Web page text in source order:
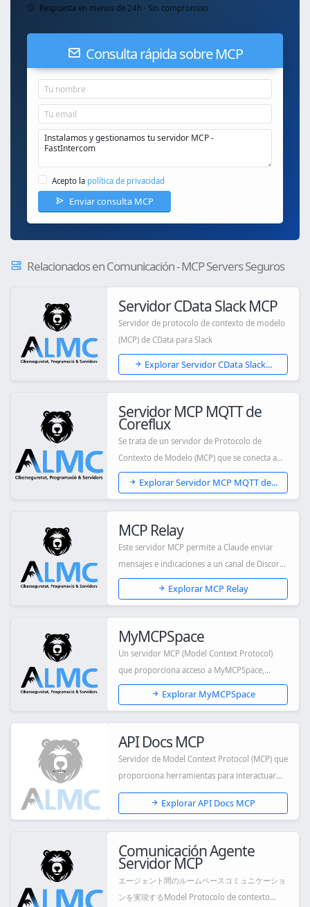
Respuesta en menos de 24h · Sin compromiso
Consulta rápida sobre MCP
Acepto la política de privacidad
Enviar consulta MCP
Relacionados en Comunicación - MCP Servers Seguros
Servidor CData Slack MCP
Servidor de protocolo de contexto de modelo
(MCP) de CData para Slack
Explorar Servidor CData Slack...
Servidor MCP MQTT de
Coreflux
Se trata de un servidor de Protocolo de
Contexto de Modelo (MCP) que se conecta a
un broke...
Explorar Servidor MCP MQTT de...
MCP Relay
Este servidor MCP permite a Claude enviar
mensajes e indicaciones a un canal de Discord
y...
Explorar MCP Relay
MyMCPSpace
Un servidor MCP (Model Context Protocol)
que proporciona acceso a MyMCPSpace,
permitiendo...
Explorar MyMCPSpace
API Docs MCP
Servidor de Model Context Protocol (MCP) que
proporciona herramientas para interactuar
con...
Explorar API Docs MCP
Comunicación Agente
Servidor MCP
エージェント間のルームベースコミュニケーショ
ンを実現するModel Protocolo de contexto